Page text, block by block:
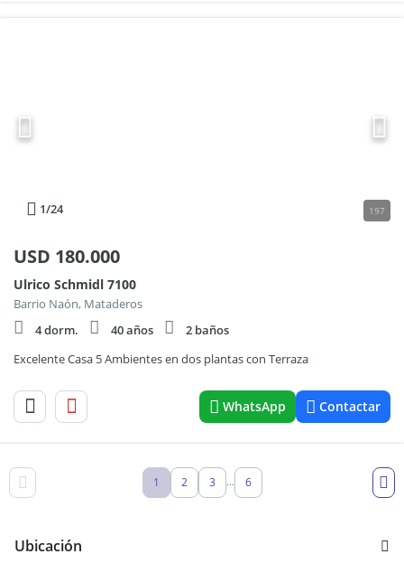
1/24 197
USD 180.000
Ulrico Schmidl 7100
Barrio Naón, Mataderos
4 dorm.
40 años
2 baños
Excelente Casa 5 Ambientes en dos plantas con Terraza
WhatsApp Contactar
1 2 3 ... 6
Ubicación